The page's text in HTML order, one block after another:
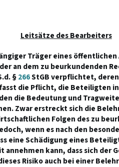
Leitsätze des Bearbeiters
Träger eines
an dem zu beurkundenden
§266StGB verpflichtet,
die Pflicht, die Beteiligten
die Bedeutung und
Zwar erstreckt sich die
Folgen des zu
wenn es nach den
eine Schädigung eines
kann, dass sich der
Risiko auch bei einer